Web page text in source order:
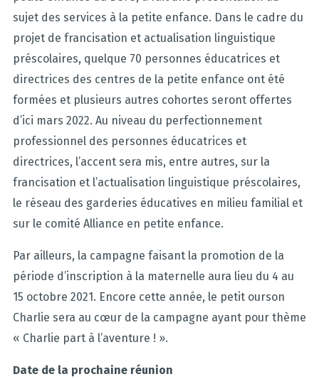
sujet des services à la petite enfance. Dans le cadre du
projet de francisation et actualisation linguistique
préscolaires, quelque 70 personnes éducatrices et
directrices des centres de la petite enfance ont été
formées et plusieurs autres cohortes seront offertes
d’ici mars 2022. Au niveau du perfectionnement
professionnel des personnes éducatrices et
directrices, l’accent sera mis, entre autres, sur la
francisation et l’actualisation linguistique préscolaires,
le réseau des garderies éducatives en milieu familial et
sur le comité Alliance en petite enfance.
Par ailleurs, la campagne faisant la promotion de la
période d’inscription à la maternelle aura lieu du 4 au
15 octobre 2021. Encore cette année, le petit ourson
Charlie sera au cœur de la campagne ayant pour thème
« Charlie part à l’aventure ! ».
Date de la prochaine réunion